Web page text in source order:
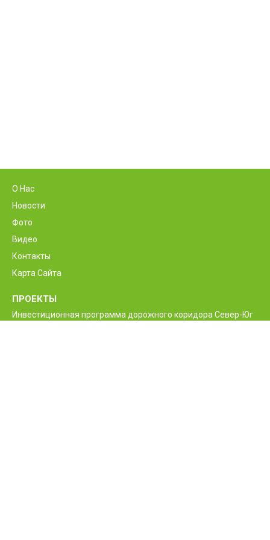
О Нас
Новости
Фото
Видео
Контакты
Карта Сайта
ПРОЕКТЫ
Инвестиционная программа дорожного коридора Север-Юг